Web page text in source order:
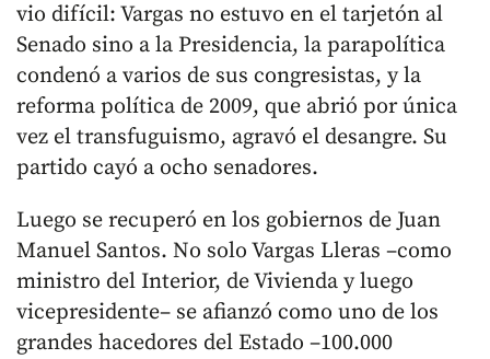
vio difícil: Vargas no estuvo en el tarjetón al
Senado sino a la Presidencia, la parapolítica
condenó a varios de sus congresistas, y la
reforma política de 2009, que abrió por única
vez el transfuguismo, agravó el desangre. Su
partido cayó a ocho senadores.
Luego se recuperó en los gobiernos de Juan
Manuel Santos. No solo Vargas Lleras –como
ministro del Interior, de Vivienda y luego
vicepresidente– se afianzó como uno de los
grandes hacedores del Estado –100.000